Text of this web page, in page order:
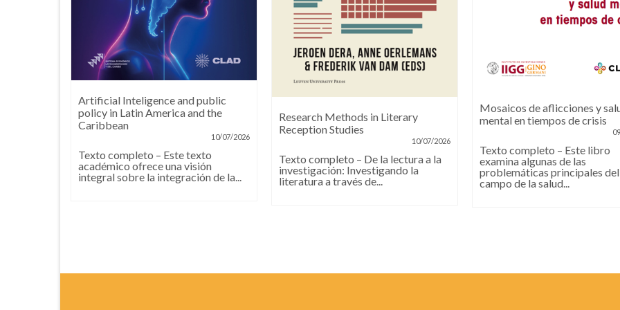
Artificial Inteligence and public
policy in Latin America and the
Caribbean
10/07/2026
Texto completo – Este texto
académico ofrece una visión
integral sobre la integración de la...
Research Methods in Literary
Reception Studies
10/07/2026
Texto completo – De la lectura a la
investigación: Investigando la
literatura a través de...
Mosaicos de aflicciones y
mental en tiempos de crisis
Texto completo – Este libro
examina algunas de las
problemáticas principales del
campo de la salud...